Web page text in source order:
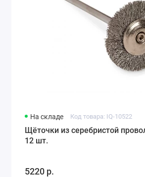
На складе Код товара: IQ-10522
Щёточки из серебристой
12 шт.
5220 р.